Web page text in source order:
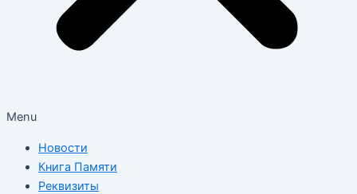
Menu
Новости
Книга Памяти
Реквизиты